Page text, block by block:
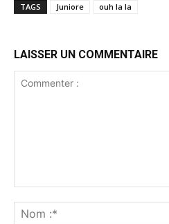
TAGS Juniore ouh la la
LAISSER UN COMMENTAIRE